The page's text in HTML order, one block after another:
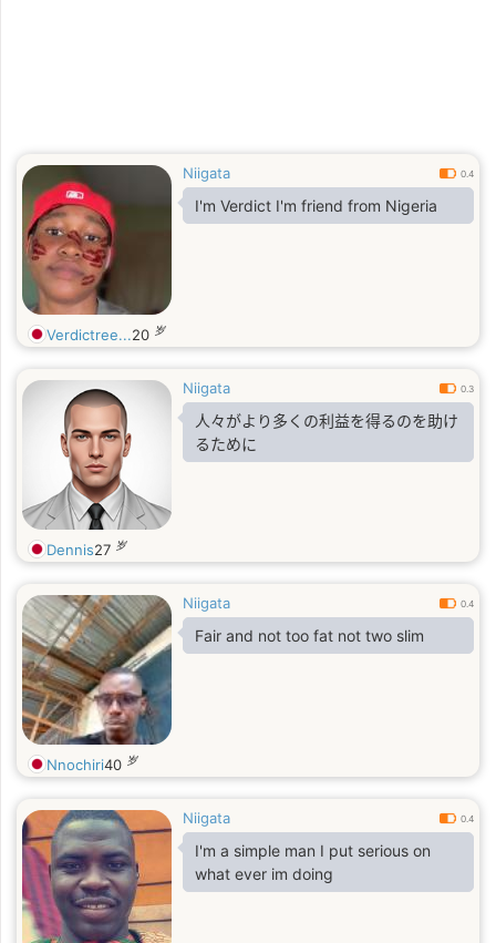
Niigata 0.4
I'm Verdict I'm friend from Nigeria
Verdictree...20 岁
Niigata 0.3
人々がより多くの利益を得るのを助け
るために
Dennis27 岁
Niigata 0.4
Fair and not too fat not two slim
Nnochiri40 岁
Niigata 0.4
I'm a simple man I put serious on
what ever im doing